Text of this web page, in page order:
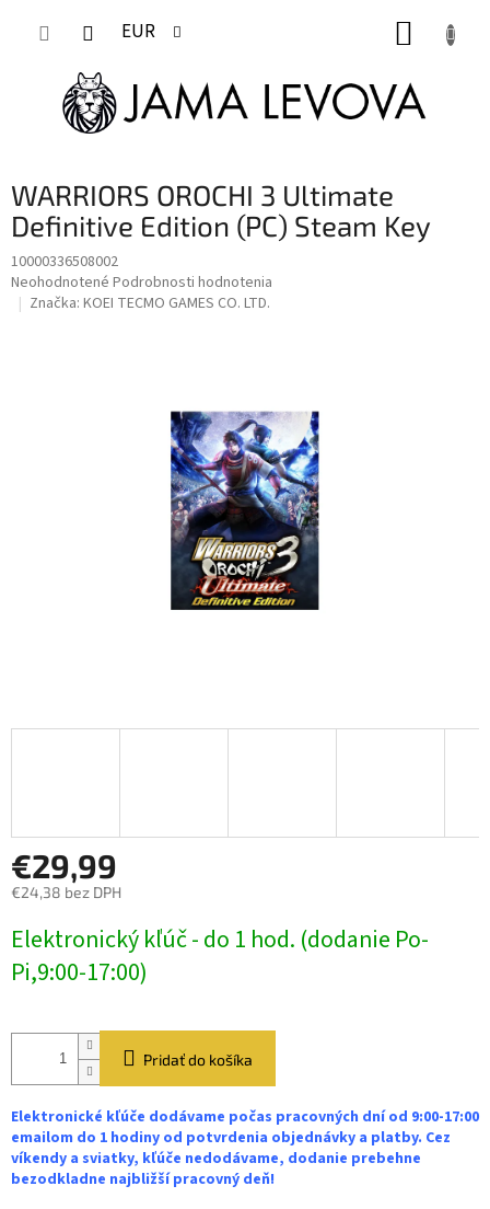
EUR
WARRIORS OROCHI 3 Ultimate
Definitive Edition (PC) Steam Key
10000336508002
Priemerné
hodnotenie
Neohodnotené Podrobnosti hodnotenia
Značka: KOEI TECMO GAMES CO. LTD.
€29,99
€24,38 bez DPH
cena:
Elektronický kľúč - do 1 hod. (dodanie Po-
Pi,9:00-17:00)
Pridať do košíka
Elektronické kľúče dodávame počas pracovných dní od 9:00-17:00
emailom do 1 hodiny od potvrdenia objednávky a platby. Cez
víkendy a sviatky, kľúče nedodávame, dodanie prebehne
bezodkladne najbližší pracovný deň!